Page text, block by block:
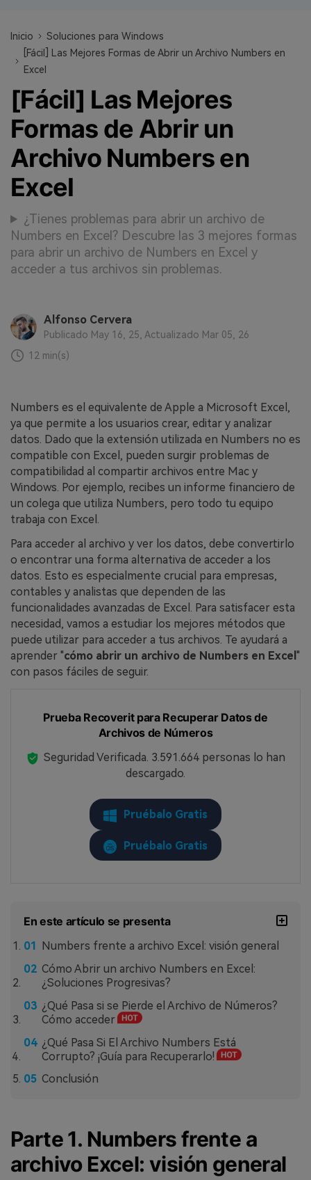
Inicio
Soluciones para Windows
[Fácil] Las Mejores Formas de Abrir un Archivo Numbers en
Excel
[Fácil] Las Mejores
Formas de Abrir un
Archivo Numbers en
Excel
¿Tienes problemas para abrir un archivo de
Numbers en Excel? Descubre las 3 mejores formas
para abrir un archivo de Numbers en Excel y
acceder a tus archivos sin problemas.
Alfonso Cervera
Publicado May 16, 25, Actualizado Mar 05, 26
12 min(s)
Numbers es el equivalente de Apple a Microsoft Excel,
ya que permite a los usuarios crear, editar y analizar
datos. Dado que la extensión utilizada en Numbers no es
compatible con Excel, pueden surgir problemas de
compatibilidad al compartir archivos entre Mac y
Windows. Por ejemplo, recibes un informe financiero de
un colega que utiliza Numbers, pero todo tu equipo
trabaja con Excel.
Para acceder al archivo y ver los datos, debe convertirlo
o encontrar una forma alternativa de acceder a los
datos. Esto es especialmente crucial para empresas,
contables y analistas que dependen de las
funcionalidades avanzadas de Excel. Para satisfacer esta
necesidad, vamos a estudiar los mejores métodos que
puede utilizar para acceder a tus archivos. Te ayudará a
aprender "cómo abrir un archivo de Numbers en Excel "
con pasos fáciles de seguir.
Prueba Recoverit para Recuperar Datos de
Archivos de Números
Seguridad Verificada. 3.591.664 personas lo han
descargado.
Pruébalo Gratis
Pruébalo Gratis
En este artículo se presenta
Numbers frente a archivo Excel: visión general
Cómo Abrir un archivo Numbers en Excel:
¿Soluciones Progresivas?
¿Qué Pasa si se Pierde el Archivo de Números?
Cómo acceder
¿Qué Pasa Si El Archivo Numbers Está
Corrupto? ¡Guía para Recuperarlo!
Conclusión
Parte 1. Numbers frente a
archivo Excel: visión general